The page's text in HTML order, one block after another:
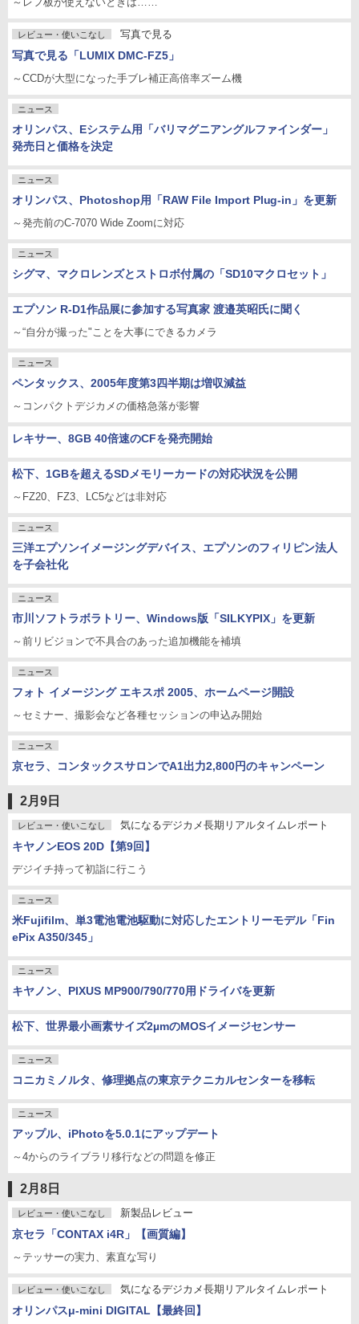
レビュー・使いこなし 写真で見る
写真で見る「LUMIX DMC-FZ5」
～CCDが大型になった手ブレ補正高倍率ズーム機
ニュース
オリンパス、Eシステム用「バリマグニアングルファインダー」
発売日と価格を決定
ニュース
オリンパス、Photoshop用「RAW File Import Plug-in」を更新
～発売前のC-7070 Wide Zoomに対応
ニュース
シグマ、マクロレンズとストロボ付属の「SD10マクロセット」
エプソン R-D1作品展に参加する写真家 渡邉英昭氏に聞く
～“自分が撮った"ことを大事にできるカメラ
ニュース
ペンタックス、2005年度第3四半期は増収減益
～コンパクトデジカメの価格急落が影響
レキサー、8GB 40倍速のCFを発売開始
松下、1GBを超えるSDメモリーカードの対応状況を公開
～FZ20、FZ3、LC5などは非対応
ニュース
三洋エプソンイメージングデバイス、エプソンのフィリピン法人
を子会社化
ニュース
市川ソフトラボラトリー、Windows版「SILKYPIX」を更新
～前リビジョンで不具合のあった追加機能を補填
ニュース
フォト イメージング エキスポ 2005、ホームページ開設
～セミナー、撮影会など各種セッションの申込み開始
ニュース
京セラ、コンタックスサロンでA1出力2,800円のキャンペーン
2月9日
レビュー・使いこなし 気になるデジカメ長期リアルタイムレポート
キヤノンEOS 20D【第9回】
デジイチ持って初詣に行こう
ニュース
米Fujifilm、単3電池電池駆動に対応したエントリーモデル「Fin
ePix A350/345」
ニュース
キヤノン、PIXUS MP900/790/770用ドライバを更新
松下、世界最小画素サイズ2µmのMOSイメージセンサー
ニュース
コニカミノルタ、修理拠点の東京テクニカルセンターを移転
ニュース
アップル、iPhotoを5.0.1にアップデート
～4からのライブラリ移行などの問題を修正
2月8日
レビュー・使いこなし 新製品レビュー
京セラ「CONTAX i4R」【画質編】
～テッサーの実力、素直な写り
レビュー・使いこなし 気になるデジカメ長期リアルタイムレポート
オリンパスμ-mini DIGITAL【最終回】